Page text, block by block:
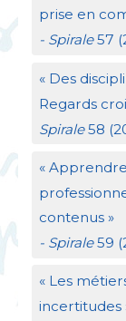
prise en
- Spirale57
« Des
Regards
Spirale58
«
contenus »
- Spirale59
« Les
incertitudes